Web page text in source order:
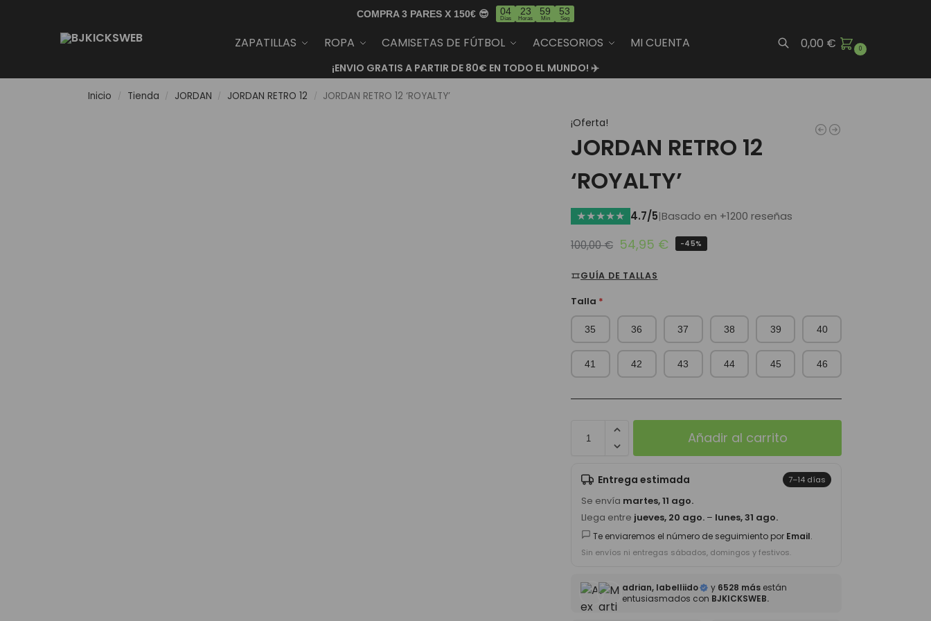
COMPRA 3 PARES X 150€ 😎 04
Días
23
Horas
59
Min
52
Seg
ZAPATILLAS ROPA CAMISETAS DE FÚTBOL ACCESORIOS MI CUENTA 0,00 € 0
¡ENVIO GRATIS A PARTIR DE 80€ EN TODO EL MUNDO! ✈️
Inicio / Tienda / JORDAN / JORDAN RETRO 12 / JORDAN RETRO 12 ‘ROYALTY’
¡Oferta!
JORDAN RETRO 12
‘ROYALTY’
★★★★★ 4.7/5|Basado en +1200 reseñas
100,00€ 54,95 € -45%
GUÍA DE TALLAS
Talla *
35 36 37 38 39 40
41 42 43 44 45 46
Añadir al carrito
Entrega estimada 7–14 días
Se envía martes, 11 ago.
Llega entre jueves, 20 ago. – lunes, 31 ago.
Te enviaremos el número de seguimiento por Email.
Sin envíos ni entregas sábados, domingos y festivos.
adrian, labelliido y 6528 más están
entusiasmados con BJKICKSWEB.